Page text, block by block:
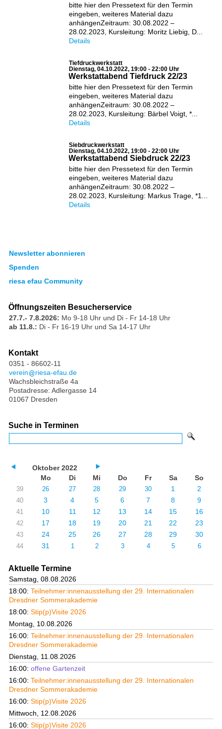
bitte hier den Pressetext für den Termin
eingeben, weiteres Material dazu
anhängenZeitraum: 30.08.2022 –
28.02.2023, Kursleitung: Moritz Liebig, D...
Details
Tiefdruckwerkstatt
Dienstag, 04.10.2022, 19:00 - 22:00 Uhr
Werkstattabend Tiefdruck 22/23
bitte hier den Pressetext für den Termin
eingeben, weiteres Material dazu
anhängenZeitraum: 30.08.2022 –
28.02.2023, Kursleitung: Bärbel Voigt, *...
Details
Siebdruckwerkstatt
Dienstag, 04.10.2022, 19:00 - 22:00 Uhr
Werkstattabend Siebdruck 22/23
bitte hier den Pressetext für den Termin
eingeben, weiteres Material dazu
anhängenZeitraum: 30.08.2022 –
28.02.2023, Kursleitung: Markus Trage, *1...
Details
Newsletter abonnieren
Spenden
riesa efau Community
Öffnungszeiten Besucherservice
27.7.- 7.8.2026: Mo 9-18 Uhr und Di - Fr 14-18 Uhr
ab 11.8.: Di - Fr 16-19 Uhr und Sa 14-17 Uhr
Kontakt
0351 - 86602-11
verein
riesa-efau.de
Wachsbleichstraße 4a
Postadresse: Adlergasse 14
01067 Dresden
Suche in Terminen
Oktober 2022
Mo
Di Mi Do Fr Sa So
39 26 27 28 29 30 1 2
40 3 4 5 6 7 8 9
41 10 11 12 13 14 15 16
42 17 18 19 20 21 22 23
43 24 25 26 27 28 29 30
44 31 1 2 3 4 5 6
Aktuelle Termine
Samstag, 08.08.2026
18:00: Teilnehmer:innenausstellung der 29. Internationalen
Dresdner Sommerakademie
18:00: Stip(p)Visite 2026
Montag, 10.08.2026
16:00: Teilnehmer:innenausstellung der 29. Internationalen
Dresdner Sommerakademie
Dienstag, 11.08.2026
16:00: offene Gartenzeit
16:00: Teilnehmer:innenausstellung der 29. Internationalen
Dresdner Sommerakademie
16:00: Stip(p)Visite 2026
Mittwoch, 12.08.2026
16:00: Stip(p)Visite 2026